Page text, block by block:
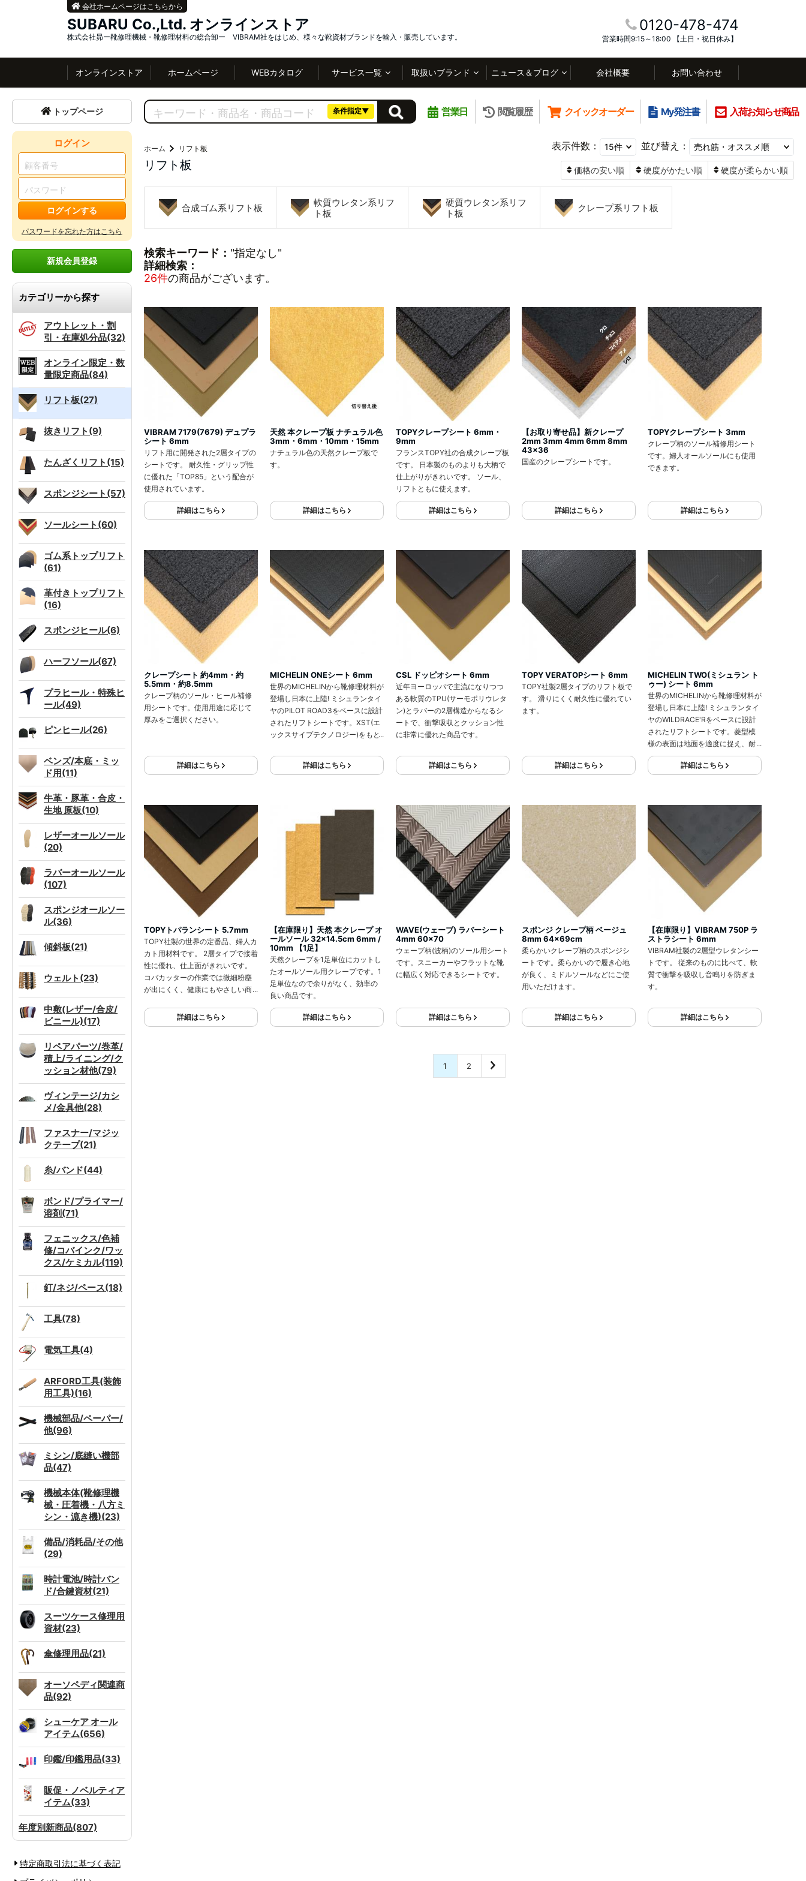
SUBARU Co.,Ltd. オンラインストア
株式会社昴ー靴修理機械・靴修理材料の総合卸ー VIBRAM社をはじめ、様々な靴資材ブランドを輸入・販売しています。
0120-478-474
営業時間9:15～18:00 【土日・祝日休み】
会社ホームページはこちらから
オンラインストア ホームページ WEBカタログ サービス一覧 取扱いブランド ニュース＆ブログ 会社概要 お問い合わせ
トップページ
ログイン
ログインする
パスワードを忘れた方はこちら
新規会員登録
カテゴリーから探す
アウトレット・割
引・在庫処分品(32)
オンライン限定・数
量限定商品(84)
リフト板(27)
抜きリフト(9)
たんざくリフト(15)
スポンジシート(57)
ソールシート(60)
ゴム系トップリフト
(61)
革付きトップリフト
(16)
スポンジヒール(6)
ハーフソール(67)
プラヒール・特殊ヒ
ール(49)
ピンヒール(26)
ベンズ/本底・ミッ
ド用(11)
牛革・豚革・合皮・
生地 原板(10)
レザーオールソール
(20)
ラバーオールソール
(107)
スポンジオールソー
ル(36)
傾斜板(21)
ウェルト(23)
中敷(レザー/合皮/
ビニール)(17)
リペアパーツ/巻革/
積上/ライニング/ク
ッション材他(79)
ヴィンテージ/カシ
メ/金具他(28)
ファスナー/マジッ
クテープ(21)
糸/バンド(44)
ボンド/プライマー/
溶剤(71)
フェニックス/色補
修/コバインク/ワッ
クス/ケミカル(119)
釘/ネジ/ペース(18)
工具(78)
電気工具(4)
ARFORD工具(装飾
用工具)(16)
機械部品/ペーパー/
他(96)
ミシン/底縫い機部
品(47)
機械本体(靴修理機
械・圧着機・八方ミ
シン・漉き機)(23)
備品/消耗品/その他
(29)
時計電池/時計バン
ド/合鍵資材(21)
スーツケース修理用
資材(23)
傘修理用品(21)
オーソペディ関連商
品(92)
シューケア オール
アイテム(656)
印鑑/印鑑用品(33)
販促・ノベルティア
イテム(33)
年度別新商品(807)
特定商取引法に基づく表記
条件指定▼ 営業日 閲覧履歴 クイックオーダー My発注書 入荷お知らせ商品
ホーム リフト板
リフト板
合成ゴム系リフト板
軟質ウレタン系リフ
ト板
硬質ウレタン系リフ
ト板
クレープ系リフト板
表示件数： 並び替え：
価格の安い順 硬度がかたい順 硬度が柔らかい順
検索キーワード： "指定なし"
詳細検索：
26件の商品がございます。
VIBRAM 7179(7679) デュプラ
シート 6mm
リフト用に開発された2層タイプの
シートです。 耐久性・グリップ性
に優れた「TOP85」という配合が
使用されています。
詳細はこちら
天然 本クレープ板 ナチュラル色
3mm・6mm・10mm・15mm
ナチュラル色の天然クレープ板で
す。
詳細はこちら
TOPYクレープシート 6mm・
9mm
フランスTOPY社の合成クレープ板
です。 日本製のものよりも大柄で
仕上がりがきれいです。 ソール、
リフトともに使えます。
詳細はこちら
【お取り寄せ品】新クレープ
2mm 3mm 4mm 6mm 8mm
43×36
国産のクレープシートです。
詳細はこちら
TOPYクレープシート 3mm
クレープ柄のソール補修用シート
です。婦人オールソールにも使用
できます。
詳細はこちら
クレープシート 約4mm・約
5.5mm・約8.5mm
クレープ柄のソール・ヒール補修
用シートです。使用用途に応じて
厚みをご選択ください。
詳細はこちら
MICHELIN ONEシート 6mm
世界のMICHELINから靴修理材料が
登場し日本に上陸! ミシュランタイ
ヤのPILOT ROAD3をベースに設計
されたリフトシートです。XST(エ
ックスサイプテクノロジー)をもと
詳細はこちら
CSL ドッピオシート 6mm
近年ヨーロッパで主流になりつつ
ある軟質のTPU(サーモポリウレタ
ン)とラバーの2層構造からなるシ
ートで、衝撃吸収とクッション性
に非常に優れた商品です。
詳細はこちら
TOPY VERATOPシート 6mm
TOPY社製2層タイプのリフト板で
す。 滑りにくく耐久性に優れてい
ます。
詳細はこちら
MICHELIN TWO(ミシュラン ト
ゥー) シート 6mm
世界のMICHELINから靴修理材料が
登場し日本に上陸! ミシュランタイ
ヤのWILDRACE'Rをベースに設計
されたリフトシートです。菱型模
様の表面は地面を適度に捉え、耐
久性も高く安定性も十分に確保さ
れています。詳細はこちら
TOPYトパランシート 5.7mm
TOPY社製の世界の定番品、婦人カ
カト用材料です。 2層タイプで接着
性に優れ、仕上面がきれいです。
コバカッターの作業では微細粉塵
が出にくく、健康にもやさしい商
詳細はこちら
【在庫限り】天然 本クレープ オ
ールソール 32×14.5cm 6mm /
10mm 【1足】
天然クレープを1足単位にカットし
たオールソール用クレープです。1
足単位なので余りがなく、効率の
良い商品です。
詳細はこちら
WAVE(ウェーブ) ラバーシート
4mm 60x70
ウェーブ柄(波柄)のソール用シート
です。スニーカーやフラットな靴
に幅広く対応できるシートです。
詳細はこちら
スポンジ クレープ柄 ベージュ
8mm 64x69cm
柔らかいクレープ柄のスポンジシ
ートです。柔らかいので履き心地
が良く、ミドルソールなどにご使
用いただけます。
詳細はこちら
【在庫限り】VIBRAM 750P ラ
ストラシート 6mm
VIBRAM社製の2層型ウレタンシー
トです。 従来のものに比べて、軟
質で衝撃を吸収し音鳴りを防ぎま
す。
詳細はこちら
1 2